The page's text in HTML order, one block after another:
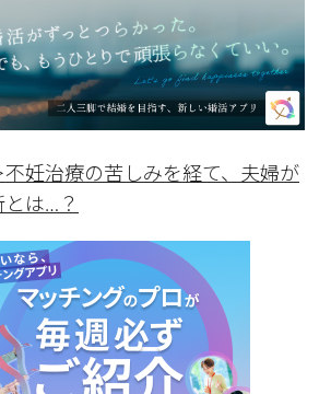
妊治療の苦しみを経て、夫婦が
とは…？